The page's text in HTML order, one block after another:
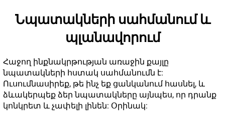
Նպատակների սահմանում և
պլանավորում
Հաջող ինքնակրթության առաջին քայլը
նպատակների հստակ սահմանումն է:
Ուսումնասիրեք, թե ինչ եք ցանկանում հասնել, և
ձևակերպեք ձեր նպատակները այնպես, որ դրանք
կոնկրետ և չափելի լինեն: Օրինակ: